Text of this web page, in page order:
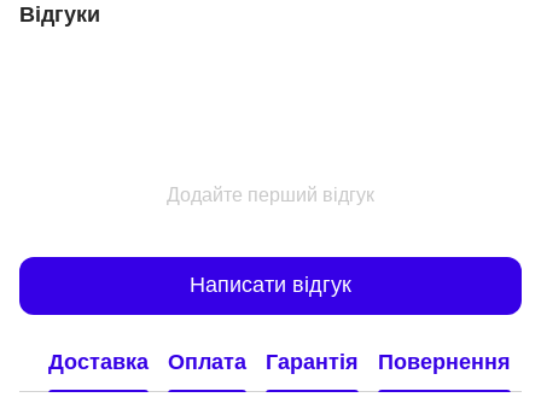
Відгуки
Додайте перший відгук
Написати відгук
Доставка Оплата Гарантія Повернення